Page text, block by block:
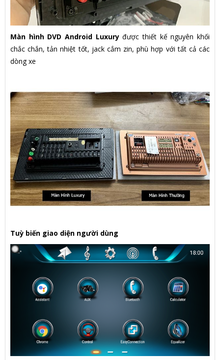
Màn hình DVD Android Luxuryđược thiết kế nguyên khối
chắc chắn, tản nhiệt tốt, jack cắm zin, phù hợp với tất cả các
dòng xe
Tuỳ biến giao diện người dùng